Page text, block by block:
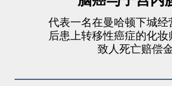
代表一名在曼哈顿下城经
后患上转移性癌症的化妆
致人死亡赔偿